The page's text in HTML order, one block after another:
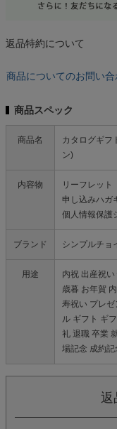
返品特約について
商品についてのお問い合
商品スペック
商品名
カタログギフ
ン)
内容物
リーフレット
申し込みハガ
個人情報保護
ブランド シンプルチョ
用途
内祝 出産祝
歳暮 お年賀
寿祝い プレ
ル ギフト ギ
礼 退職 卒業
場記念 成約
返